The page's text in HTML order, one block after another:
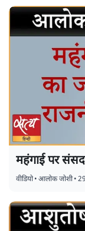
महंगाई पर
वीडियो•आलोक जोशी•